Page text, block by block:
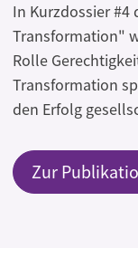
In Kurzdossier #4
Transformation"
Rolle
Transformation
den Erfolg
Zur